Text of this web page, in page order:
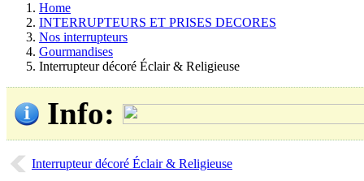
Home
INTERRUPTEURS ET PRISES DECORES
Nos interrupteurs
Gourmandises
Interrupteur décoré Éclair & Religieuse
Info:
Interrupteur décoré Éclair & Religieuse